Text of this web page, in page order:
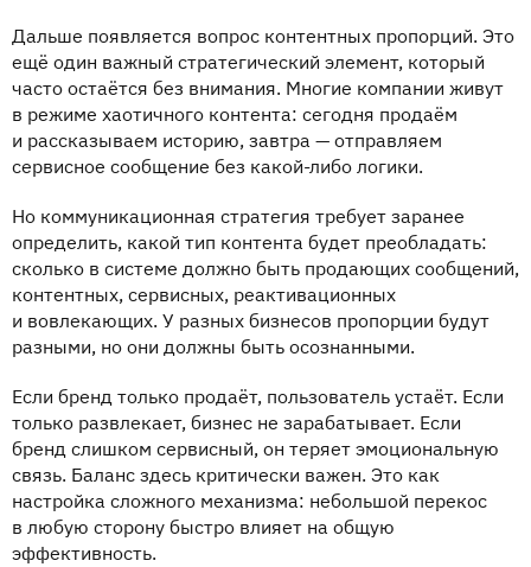
Дальше появляется вопрос контентных пропорций. Это
ещё один важный стратегический элемент, который
часто остаётся без внимания. Многие компании живут
в режиме хаотичного контента: сегодня продаём
и рассказываем историю, завтра — отправляем
сервисное сообщение без какой-либо логики.
Но коммуникационная стратегия требует заранее
определить, какой тип контента будет преобладать:
сколько в системе должно быть продающих сообщений,
контентных, сервисных, реактивационных
и вовлекающих. У разных бизнесов пропорции будут
разными, но они должны быть осознанными.
Если бренд только продаёт, пользователь устаёт. Если
только развлекает, бизнес не зарабатывает. Если
бренд слишком сервисный, он теряет эмоциональную
связь. Баланс здесь критически важен. Это как
настройка сложного механизма: небольшой перекос
в любую сторону быстро влияет на общую
эффективность.